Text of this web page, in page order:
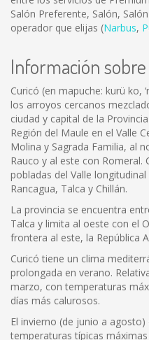
Salón Preferente, Salón,
operador que elijas (Narbus,
Información
Curicó (en mapuche: kurü ko,
los arroyos cercanos
ciudad y capital de la
Región del Maule en el Valle
Molina y Sagrada Familia, al
Rauco y al este con Romeral.
pobladas del Valle
Rancagua, Talca y Chillán.
La provincia se encuentra
Talca y limita al oeste con el
frontera al este, la República
Curicó tiene un clima
prolongada en verano.
marzo, con temperaturas
días más calurosos.
El invierno (de junio a
temperaturas típicas